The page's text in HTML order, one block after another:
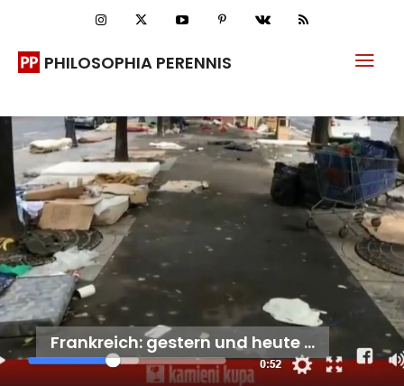
PHILOSOPHIA PERENNIS
Frankreich: gestern und heute …